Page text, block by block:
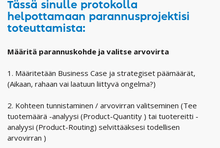
Tässä sinulle protokolla
helpottamaan parannusprojektisi
toteuttamista:
Määritä parannuskohde ja valitse arvovirta
1. Määritetään Business Case ja strategiset päämäärät,
(Aikaan, rahaan vai laatuun liittyvä ongelma?)
2. Kohteen tunnistaminen / arvovirran valitseminen (Tee
tuotemäärä -analyysi (Product-Quantity ) tai tuotereitti -
analyysi (Product-Routing) selvittääksesi todellisen
arvovirran )